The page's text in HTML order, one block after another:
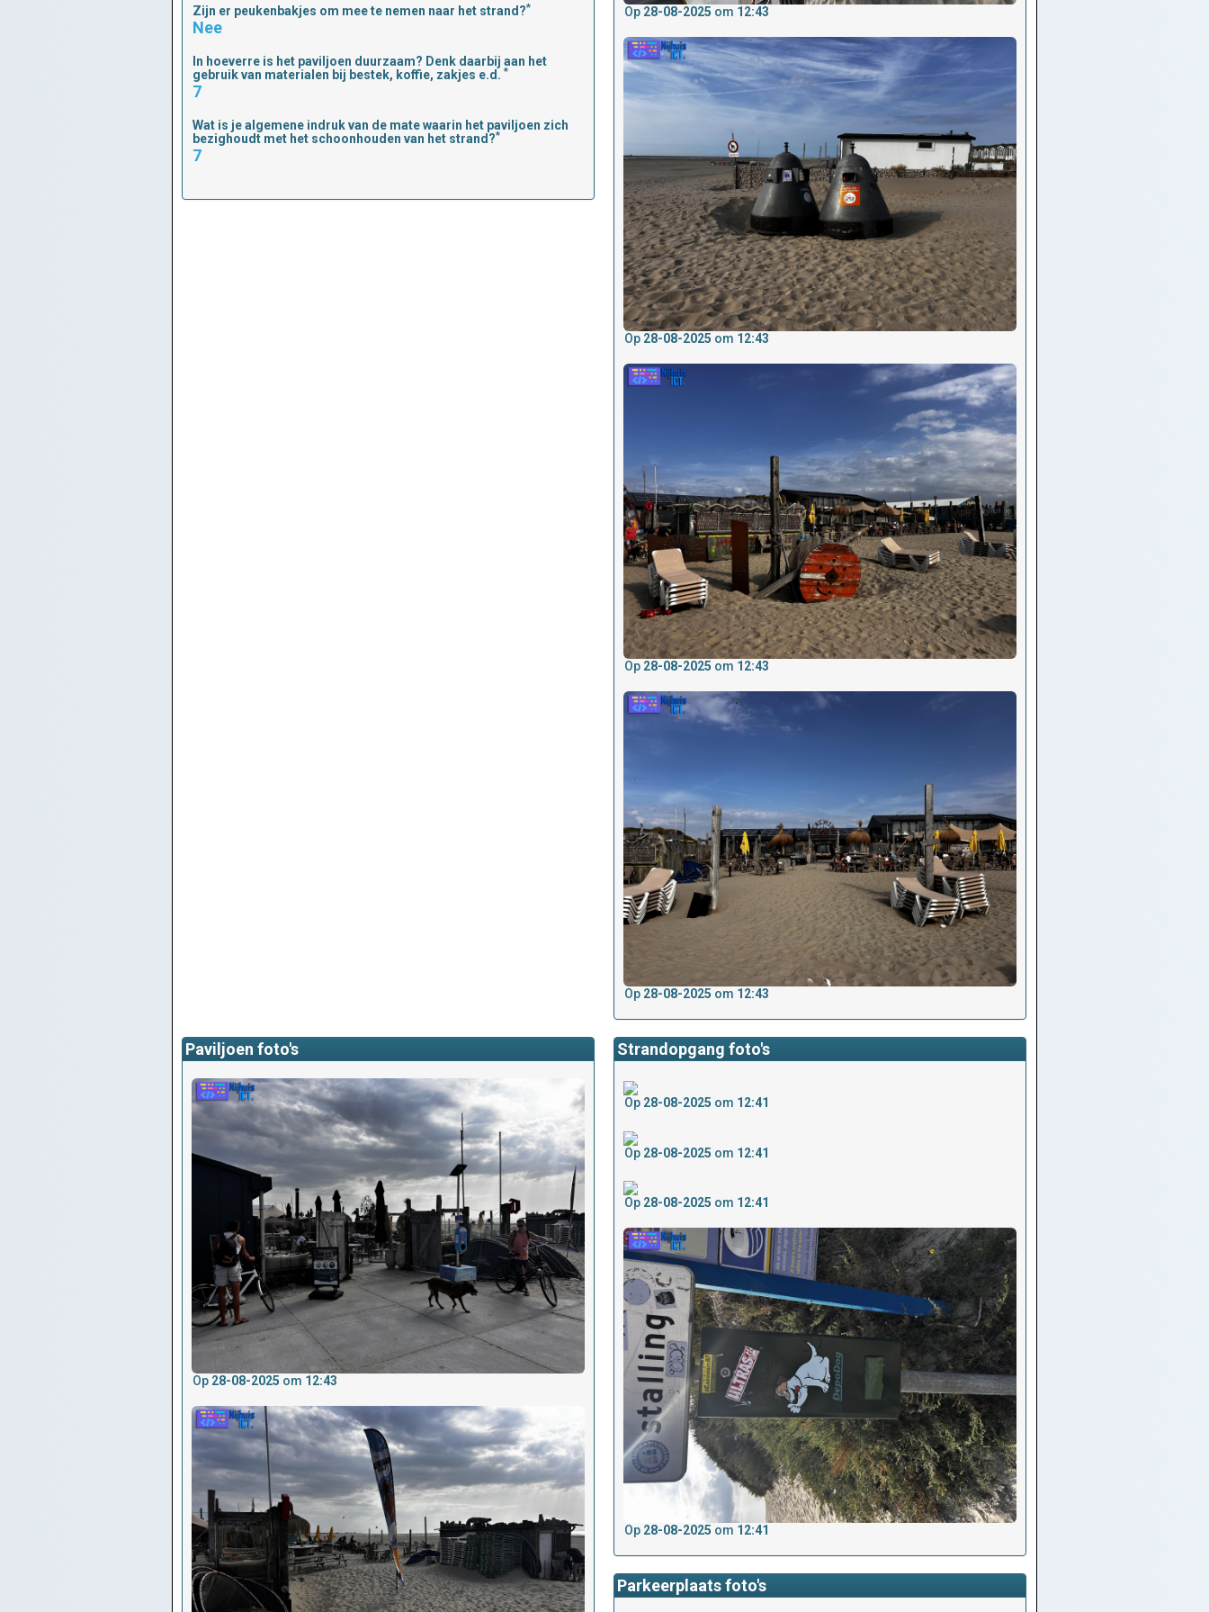
Zijn er peukenbakjes om mee te nemen naar het strand?*
Nee
In hoeverre is het paviljoen duurzaam? Denk daarbij aan het
gebruik van materialen bij bestek, koffie, zakjes e.d. *
7
Wat is je algemene indruk van de mate waarin het paviljoen zich
bezighoudt met het schoonhouden van het strand?*
7
Op 28-08-2025 om 12:43
Op 28-08-2025 om 12:43
Op 28-08-2025 om 12:43
Op 28-08-2025 om 12:43
Paviljoen foto's
Op 28-08-2025 om 12:43
Strandopgang foto's
Op 28-08-2025 om 12:41
Op 28-08-2025 om 12:41
Op 28-08-2025 om 12:41
Op 28-08-2025 om 12:41
Parkeerplaats foto's